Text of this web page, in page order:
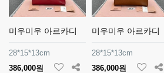
미우미우 아르카디
28*15*13cm
386,000원
미우미우 아르카디
28*15*13cm
386,000원